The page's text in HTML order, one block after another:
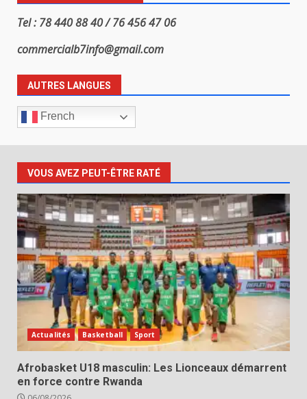
Tel : 78 440 88 40 / 76 456 47 06
commercialb7info@gmail.com
AUTRES LANGUES
French
VOUS AVEZ PEUT-ÊTRE RATÉ
Actualités Basketball Sport
Afrobasket U18 masculin: Les Lionceaux démarrent
en force contre Rwanda